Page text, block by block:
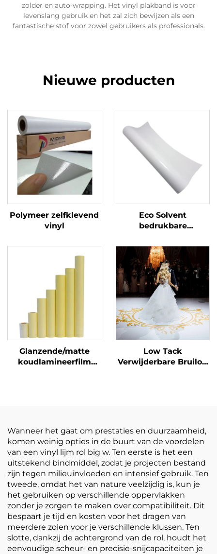
zolder en auto-wrapping. Het vinyl plakband is voor
levenslang gebruik en het zal zich bewijzen als een
fantastische stof voor zowel gebruikers als professionals.
Nieuwe producten
Polymeer zelfklevend
vinyl
Eco Solvent
bedrukbare
bedrukking
reclamemateriaal
Glanzende/matte
koudlamineerfilm
Low Tack
Verwijderbare Bruiloft
Wanneer het gaat om prestaties en duurzaamheid,
komen weinig opties in de buurt van de voordelen
van een vinyl lijm rol big w. Ten eerste is het een
uitstekend bindmiddel, zodat je projecten bestand
zijn tegen milieuinvloeden en intensief gebruik. Ten
tweede, omdat het van nature veelzijdig is, kun je
het gebruiken op verschillende oppervlakken
zonder je zorgen te maken over compatibiliteit. Dit
bespaart je tijd en kosten voor het dragen van
meerdere zolen voor je verschillende klussen. Ten
slotte, dankzij de achtergrond van de rol, houdt het
eenvoudige scheur- en precisie-snijcapaciteiten je